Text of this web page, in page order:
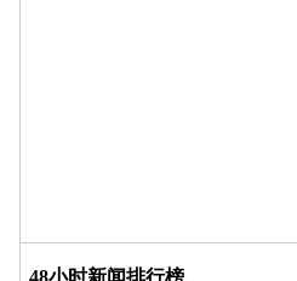
48小时新闻排行榜